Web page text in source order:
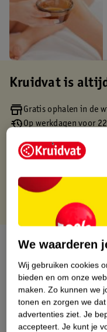
Kruidvat is
Gratis ophalen in de
Op werkdagen voor
Gratis retourneren
Over dit product
Productinformatie
Etiketinformatie
We waarderen
Wij gebruiken cookies
bieden en om onze
maken. Zo kunnen we
tonen en zorgen we
advertenties ziet. Je
accepteert. Je kunt je